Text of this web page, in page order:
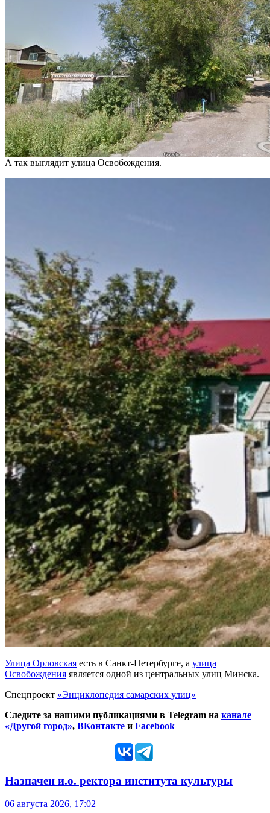
А так выглядит улица Освобождения.
Улица Орловская есть в Санкт-Петербурге, а улица
Освобождения является одной из центральных улиц Минска.
Спецпроект «Энциклопедия самарских улиц»
Следите за нашими публикациями в Telegram на канале
«Другой город», ВКонтакте и Facebook
Назначен и.о. ректора института культуры
06 августа 2026, 17:02